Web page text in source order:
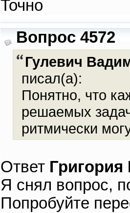
Точно
Вопрос 4572
Гулевич
писал(а):
Понятно, что
решаемых
ритмически
Ответ
Я снял вопрос,
Попробуйте